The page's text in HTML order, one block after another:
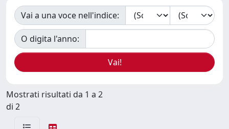
Vai a una voce nell'indice:
O digita l'anno:
Mostrati risultati da 1 a 2
di 2